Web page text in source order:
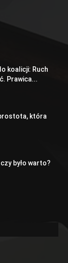
koalicji: Ruch
Prawica...
która
było warto?